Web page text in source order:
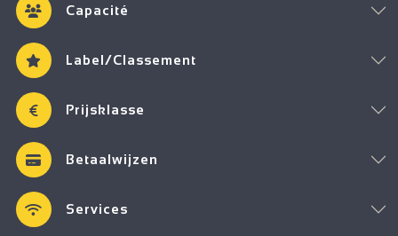
Capacité
Label/Classement
Prijsklasse
Betaalwijzen
Services